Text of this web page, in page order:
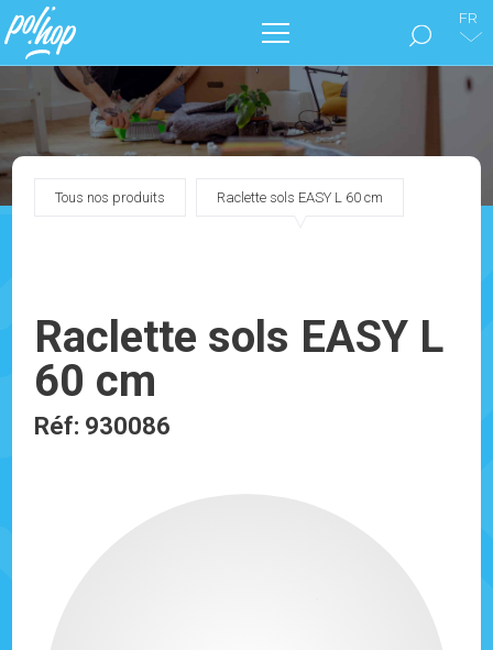
FR
LA MARQUE POL’HOP
MARKETING
Tous nos produits Raclette sols EASY L 60 cm
Raclette sols EASY L
60 cm
Réf: 930086